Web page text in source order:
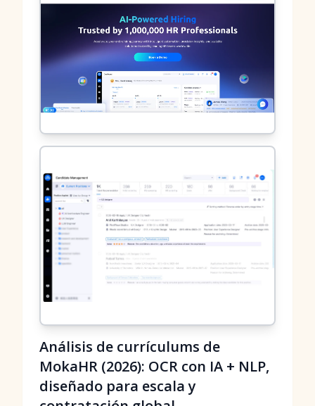
Análisis de currículums de
MokaHR (2026): OCR con IA + NLP,
diseñado para escala y